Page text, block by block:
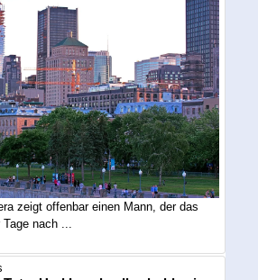
zeigt offenbar einen Mann, der das
Tage nach ...